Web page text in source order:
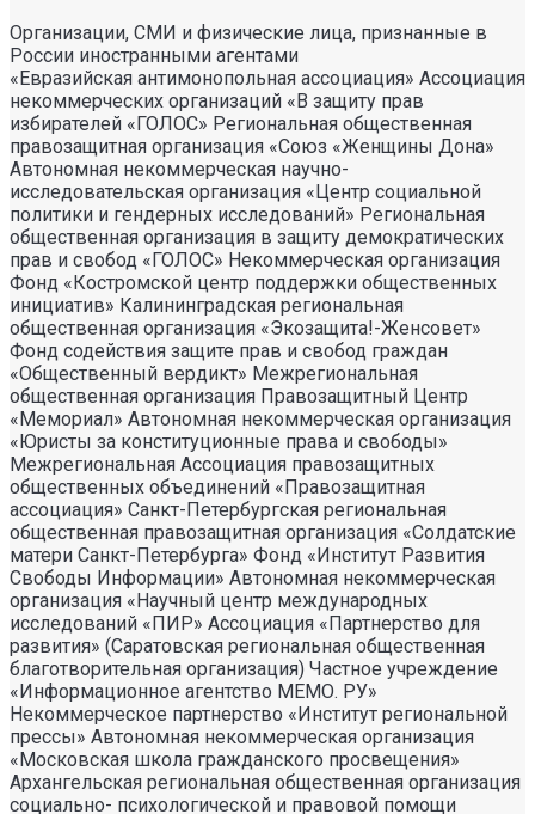
Организации, СМИ и физические лица, признанные в
России иностранными агентами
«Евразийская антимонопольная ассоциация» Ассоциация некоммерческих организаций «В защиту прав избирателей «ГОЛОС» Региональная общественная правозащитная организация «Союз «Женщины Дона» Автономная некоммерческая научно- исследовательская организация «Центр социальной политики и гендерных исследований» Региональная общественная организация в защиту демократических прав и свобод «ГОЛОС» Некоммерческая организация Фонд «Костромской центр поддержки общественных инициатив» Калининградская региональная общественная организация «Экозащита!-Женсовет» Фонд содействия защите прав и свобод граждан «Общественный вердикт» Межрегиональная общественная организация Правозащитный Центр «Мемориал» Автономная некоммерческая организация «Юристы за конституционные права и свободы» Межрегиональная Ассоциация правозащитных общественных объединений «Правозащитная ассоциация» Санкт-Петербургская региональная общественная правозащитная организация «Солдатские матери Санкт-Петербурга» Фонд «Институт Развития Свободы Информации» Автономная некоммерческая организация «Научный центр международных исследований «ПИР» Ассоциация «Партнерство для развития» (Саратовская региональная общественная благотворительная организация) Частное учреждение «Информационное агентство МЕМО. РУ» Некоммерческое партнерство «Институт региональной прессы» Автономная некоммерческая организация «Московская школа гражданского просвещения» Архангельская региональная общественная организация социально- психологической и правовой помощи лесбиянкам, геям, бисексуалам и трансгендерам (ЛГБТ) «Ракурс» Карачаево-Черкесская Республиканская молодежная общественная организация «Союз молодых политологов» Общероссийское общественное движение защиты прав человека «За права человека» Краснодарская краевая общественная организация выпускников вузов Калининградская региональная общественная организация «Правозащитный центр» Региональная общественная организация «Общественная комиссия по сохранению наследия академика Сахарова» Санкт-Петербургская правозащитная общественная организация «Лига избирательниц» Фонд поддержки свободы прессы Санкт-Петербургская общественная правозащитная организация «Гражданский контроль» Автономная некоммерческая организация информационных и правовых услуг «Ресурсный правозащитный центр» Межрегиональная общественная правозащитная организация «Человек и Закон» Автономная некоммерческая организация «Центр социального проектирования «Возрождение» Межрегиональная общественная организация «Информационно- просветительский центр «Мемориал» Межрегиональная общественная организация «Комитет против пыток» «Частное учреждение в Санкт- Петербурге по административной поддержке реализации программ и проектов Совета Министров северных стран» Автономная некоммерческая правозащитная организация «Молодежный центр консультации и тренинга» Еврейское областное региональное отделение Общероссийской общественной организации «Муниципальная Академия» Некоммерческое партнерство «Институт развития прессы-Сибирь» Мурманская региональная общественная организация «Центр социально-психологической помощи и правовой поддержки жертв дискриминации и гомофобии «Максимум» Межрегиональный общественный фонд содействия развитию гражданского общества «ГОЛОС – Поволжье» Межрегиональная благотворительная общественная организация «Сибирский экологический центр» Фонд «Центр гражданского анализа и независимых исследований «ГРАНИ» Городская общественная организация «Самарский центр гендерных исследований» Региональный Фонд «Центр Защиты Прав Средств Массовой Информации» Челябинский региональный благотворительный общественный фонд «За природу» Челябинское региональное экологическое общественное движение «За природу» Общественное региональное движение «Новгородский Женский Парламент» Самарская региональная общественная организация содействия гармонизации межнациональных отношений «АЗЕРБАЙДЖАН» Мурманская региональная молодежная общественная организация «Гуманистическое движение молодежи» Мурманская региональная общественная экологическая организация «Беллона-Мурманск» Частное учреждение дополнительного профессионального образования «Учебный центр экологии и безопасности» Фонд поддержки социальных проектов «Миграция XXI век» Ростовская городская общественная организация «ЭКО-ЛОГИКА» Автономная некоммерческая организация «Центр антикоррупционных исследований и инициатив «Трансперенси Интернешнл-Р» Озерская городская социально- экологическая общественная организация «Планета надежд» Новосибирский областной общественный фонд «Фонд защиты прав потребителей» Региональная общественная благотворительная организация помощи беженцам и мигрантам «Гражданское содействие» Фонд поддержки расследовательской журналистики – Фонд 19/29 Калининградская региональная общественная организация информационно-правовых программ «Женская лига» Автономная некоммерческая организация «Мемориальный центр истории политических репрессий «Пермь-36» Ассоциация «Экспертно-правовое партнерство «Союз» Некоммерческое партнерство «Клуб бухгалтеров и аудиторов некоммерческих организаций» «Частное учреждение в Калининграде по административной поддержке реализации программ и проектов Совета Министров северных стран» Межрегиональная благотворительная общественная организация «Центр развития некоммерческих организаций» Негосударственное образовательное учреждение дополнительного профессионального образования (повышение квалификации) специалистов «АКАДЕМИЯ ПО ПРАВАМ ЧЕЛОВЕКА» Свердловская региональная общественная организация «Сутяжник» Нижегородская региональная общественная организация «Экологический центр «Дронт» ФОНД НЕКОММЕРЧЕСКИХ ПРОГРАММ ДМИТРИЯ ЗИМИНА «ДИНАСТИЯ» НЕКОММЕРЧЕСКАЯ ОРГАНИЗАЦИЯ НАУЧНЫЙ ФОНД ТЕОРЕТИЧЕСКИХ И ПРИКЛАДНЫХ ИССЛЕДОВАНИЙ «ЛИБЕРАЛЬНАЯ МИССИЯ» Территориальное объединение работодателей «Ефремовский районный союз промышленников и предпринимателей» Региональная общественная организация «Центр независимых исследователей Республики Алтай» ФОНД "СИБИРСКИЙ ЦЕНТР ПОДДЕРЖКИ ОБЩЕСТВЕННЫХ ИНИЦИАТИВ" РЕСПУБЛИКАНСКАЯ МОЛОДЕЖНАЯ ОБЩЕСТВЕННАЯ ОРГАНИЗАЦИЯ «НУОРИ КАРЬЯЛА» («МОЛОДАЯ КАРЕЛИЯ) МЕЖРЕГИОНАЛЬНЫЙ ОБЩЕСТВЕННЫЙ ФОНД МИРА НА ЮГЕ И СЕВЕРНОМ КАВКАЗЕ Автономная некоммерческая организация «Центр независимых социологических исследований» Автономная некоммерческая организация «Центр информации «ФРИИНФОРМ» Региональная общественная организация содействия охране репродуктивного здоровья граждан «Народонаселение и Развитие» Алтайская краевая общественная организация «Геблеровское экологическое общество» АССОЦИАЦИЯ «СОДЕЙСТВИЕ В ПРАВОВОЙ ЗАЩИТЕ НАСЕЛЕНИЯ «ПРАВОВАЯ ОСНОВА» Межрегиональная общественная организация «Северная природоохранная коалиция» КОМИ РЕГИОНАЛЬНАЯ ОБЩЕСТВЕННАЯ ОРГАНИЗАЦИЯ «КОМИССИЯ ПО ЗАЩИТЕ ПРАВ ЧЕЛОВЕКА «МЕМОРИАЛ» Алтайский краевой эколого- культурный общественный фонд «Алтай-21век» МЕЖРЕГИОНАЛЬНЫЙ ОБЩЕСТВЕННЫЙ ФОНД СОДЕЙСТВИЯ РАЗВИТИЮ ГРАЖДАНСКОГО ОБЩЕСТВА «ГОЛОС – УРАЛ» ФОНД ПОДДЕРЖКИ СРЕДСТВ МАССОВОЙ ИНФОРМАЦИИ «СРЕДА» Нижегородская областная социально- экологическая общественная организация «Зеленый мир» ФОНД «ГРАЖДАНСКОЕ ДЕЙСТВИЕ» Некоммерческое партнерство «Альянс фондов местных сообществ Пермского края» Кабардино-Балкарский республиканский общественный правозащитный центр Региональное отделение Общероссийского общественного движения «За права человека» ЧЕЧЕНСКАЯ РЕГИОНАЛЬНАЯ ОБЩЕСТВЕННАЯ ОРГАНИЗАЦИЯ «ПРАВОЗАЩИТНЫЙ ЦЕНТР ЧЕЧЕНСКОЙ РЕСПУБЛИКИ» Межрегиональный общественный экологический фонд «ИСАР-СИБИРЬ» ОБЩЕСТВЕННАЯ ОРГАНИЗАЦИЯ «ПЕРМСКИЙ РЕГИОНАЛЬНЫЙ ПРАВОЗАЩИТНЫЙ ЦЕНТР» Региональная общественная организация по улучшению качества жизни общества «Сибирская линия жизни» Фонд в поддержку демократии «ГОЛОС» Региональная общественная организация «Еврейский общинный культурный центр Рязанской области «Хесед-Тшува» Региональная общественная организация «Экологическая вахта Сахалина» Региональная общественная организация «Экологическая вахта Сахалина» Автономная некоммерческая организация «Информационно- исследовательский центр «Ясавэй Манзара» Межрегиональная общественная благотворительная организация «Общество защиты прав потребителей и охраны окружающей среды «ПРИНЦИПЪ» Автономная некоммерческая организация «Дальневосточный центр развития гражданских инициатив и социального партнерства» Союз общественных объединений «Российский исследовательский центр по правам человека» Фонд содействия развитию гражданского общества и правам человека «Женщины Дона» Красноярское региональное экологическое общественное движение «Друзья сибирских лесов» Омская городская общественная организация «Фотоклуб «Со-бытие» Региональное общественное учреждение научно-информационный центр «МЕМОРИАЛ» Иркутская региональная общественная организация «Байкальская Экологическая Волна» Некоммерческая организация «Фонд защиты гласности» Автономная некоммерческая организация «Институт прав человека» Межрегиональная общественная организация «Центр содействия коренным малочисленным народам Севера» Местная общественная благотворительная экологическая организация Зеленый Мир Автономная некоммерческая организация «Правозащитная организация «МАШР» Калининградская региональная общественная организация содействия развитию женского сообщества «Мир женщины» Региональная общественная организация «Информационно- исследовательский центр «Панорама» Забайкальское краевое общественное учреждение «Общественный экологический центр «Даурия» Городская общественная организация «Екатеринбургское общество «МЕМОРИАЛ» Межрегиональная общественная организация «Комитет по предотвращению пыток» Межрегиональная общественная организация «Бюро общественных расследований» Нижегородская региональная общественная организация «Институт прогнозирования и урегулирования политических конфликтов» Городская общественная организация «Рязанское историко- просветительское и правозащитное общество «Мемориал» (Рязанский Мемориал) Санкт-Петербургская общественная организация «Общество содействия социальной защите граждан «Петербургская ЭГИДА» Челябинский региональный орган общественной самодеятельности